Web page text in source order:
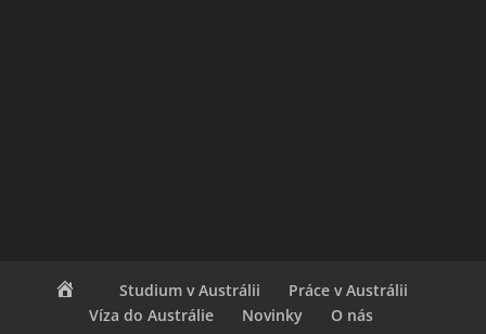
Studium v Austrálii
Práce v Austrálii
Víza do Austrálie
Novinky O nás